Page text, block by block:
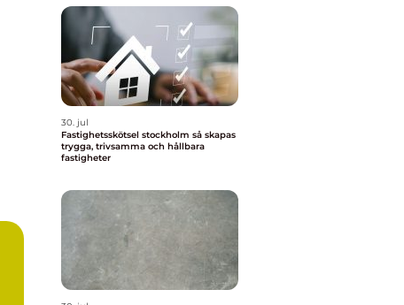
30. jul
Fastighetsskötsel stockholm så skapas
trygga, trivsamma och hållbara
fastigheter